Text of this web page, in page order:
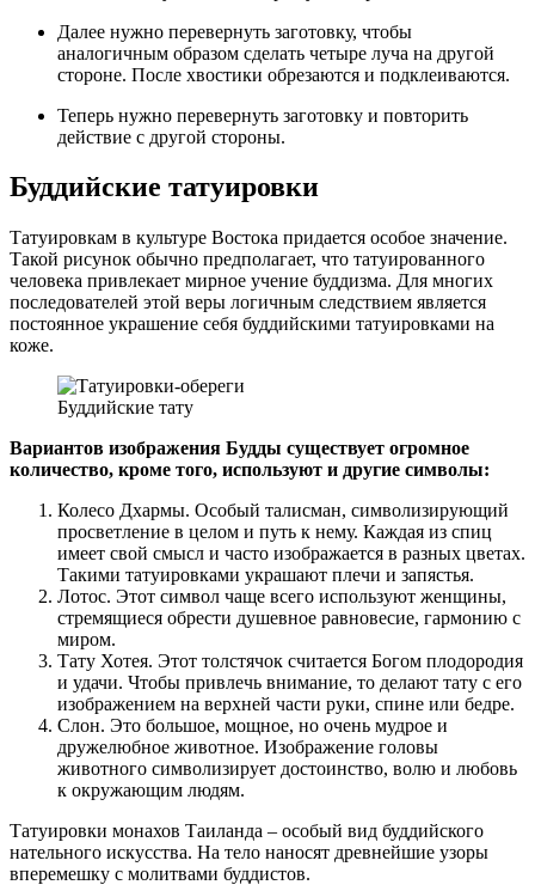
Далее нужно перевернуть заготовку, чтобы
аналогичным образом сделать четыре луча на другой
стороне. После хвостики обрезаются и подклеиваются.
Теперь нужно перевернуть заготовку и повторить
действие с другой стороны.
Буддийские татуировки
Татуировкам в культуре Востока придается особое значение.
Такой рисунок обычно предполагает, что татуированного
человека привлекает мирное учение буддизма. Для многих
последователей этой веры логичным следствием является
постоянное украшение себя буддийскими татуировками на
коже.
Буддийские тату
Вариантов изображения Будды существует огромное
количество, кроме того, используют и другие символы:
Колесо Дхармы. Особый талисман, символизирующий
просветление в целом и путь к нему. Каждая из спиц
имеет свой смысл и часто изображается в разных цветах.
Такими татуировками украшают плечи и запястья.
Лотос. Этот символ чаще всего используют женщины,
стремящиеся обрести душевное равновесие, гармонию с
миром.
Тату Хотея. Этот толстячок считается Богом плодородия
и удачи. Чтобы привлечь внимание, то делают тату с его
изображением на верхней части руки, спине или бедре.
Слон. Это большое, мощное, но очень мудрое и
дружелюбное животное. Изображение головы
животного символизирует достоинство, волю и любовь
к окружающим людям.
Татуировки монахов Таиланда – особый вид буддийского
нательного искусства. На тело наносят древнейшие узоры
вперемешку с молитвами буддистов.